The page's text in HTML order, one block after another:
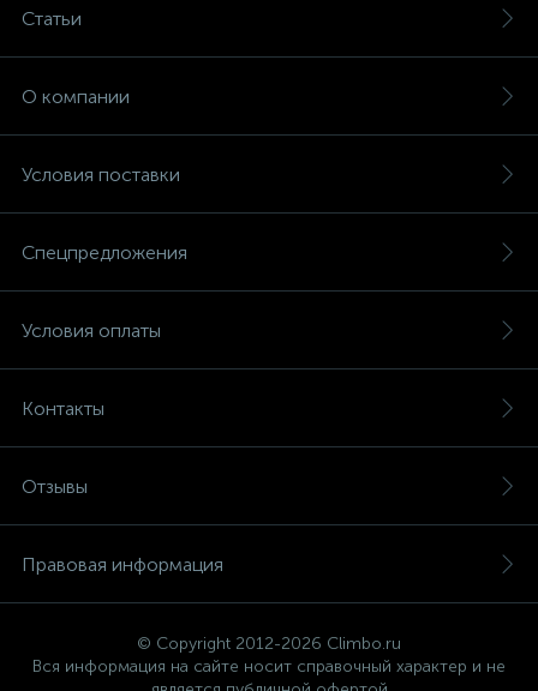
Статьи
О компании
Условия поставки
Спецпредложения
Условия оплаты
Контакты
Отзывы
Правовая информация
© Copyright 2012-2026 Climbo.ru
Вся информация на сайте носит справочный характер и не